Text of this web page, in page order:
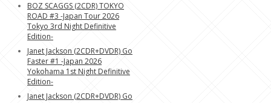
BOZ SCAGGS (2CDR) TOKYO
ROAD #3 -Japan Tour 2026
Tokyo 3rd Night Definitive
Edition-
Janet Jackson (2CDR+DVDR) Go
Faster #1 -Japan 2026
Yokohama 1st Night Definitive
Edition-
Janet Jackson (2CDR+DVDR) Go